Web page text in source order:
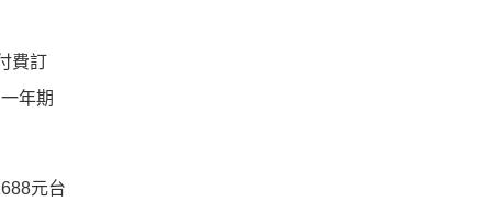
費訂
年期
元台